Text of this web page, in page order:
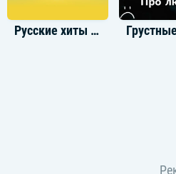
Русские хиты 2023